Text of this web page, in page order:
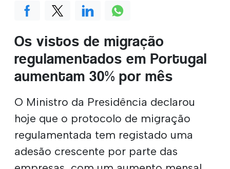
Os vistos de migração
regulamentados em Portugal
aumentam 30% por mês
O Ministro da Presidência declarou
hoje que o protocolo de migração
regulamentada tem registado uma
adesão crescente por parte das